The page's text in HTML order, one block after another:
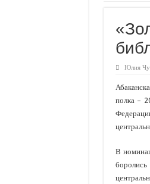
Юлия
полка –
В